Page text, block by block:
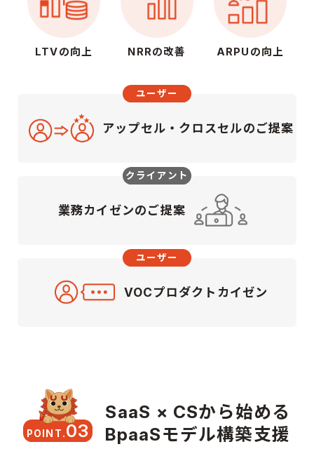
ユーザー
アップセル・クロスセルのご提案
クライアント
業務カイゼンのご提案
ユーザー
VOCプロダクトカイゼン
LTVの向上 NRRの改善 ARPUの向上
POINT.03
SaaS × CSから始める
BpaaSモデル構築支援